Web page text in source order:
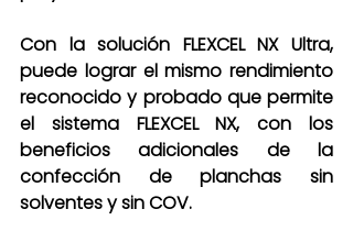
Con la solución FLEXCEL NX Ultra,
puede lograr el mismo rendimiento
reconocido y probado que permite
el sistema FLEXCEL NX, con los
beneficios adicionales de la
confección de planchas sin
solventes y sin COV.